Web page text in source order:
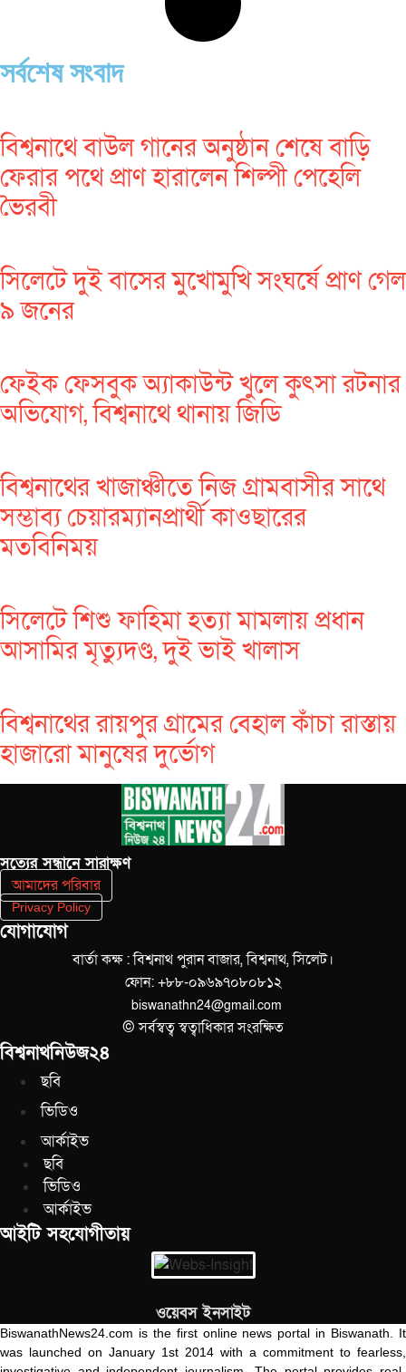
সর্বশেষ সংবাদ
বিশ্বনাথে বাউল গানের অনুষ্ঠান শেষে বাড়ি
ফেরার পথে প্রাণ হারালেন শিল্পী পেহেলি
ভৈরবী
সিলেটে দুই বাসের মুখোমুখি সংঘর্ষে প্রাণ গেল
৯ জনের
ফেইক ফেসবুক অ্যাকাউন্ট খুলে কুৎসা রটনার
অভিযোগ, বিশ্বনাথে থানায় জিডি
বিশ্বনাথের খাজাঞ্চীতে নিজ গ্রামবাসীর সাথে
সম্ভাব্য চেয়ারম্যানপ্রার্থী কাওছারের
মতবিনিময়
সিলেটে শিশু ফাহিমা হত্যা মামলায় প্রধান
আসামির মৃত্যুদণ্ড, দুই ভাই খালাস
বিশ্বনাথের রায়পুর গ্রামের বেহাল কাঁচা রাস্তায়
হাজারো মানুষের দুর্ভোগ
সত‌্যের সন্ধানে সারাক্ষণ
আমাদের পরিবার
Privacy Policy
যোগাযোগ
বার্তা কক্ষ : বিশ্বনাথ পুরান বাজার, বিশ্বনাথ, সিলেট।
ফোন: +৮৮-০৯৬৯৭০৮০৮১২
biswanathn24@gmail.com
© সর্বস্বত্ব স্বত্বাধিকার সংরক্ষিত
বিশ্বনাথনিউজ২৪
ছবি
ভিডিও
আর্কাইভ
ছবি
ভিডিও
আর্কাইভ
আইটি সহযোগীতায়
ওয়েবস ইনসাইট
BiswanathNews24.com is the first online news portal in Biswanath. It
was launched on January 1st 2014 with a commitment to fearless,